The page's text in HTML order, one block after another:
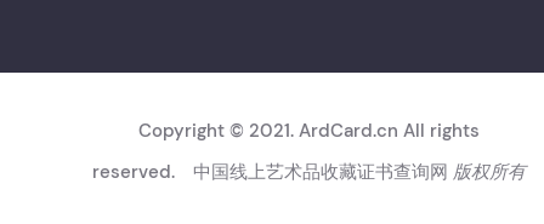
Copyright © 2021. ArdCard.cn All rights
reserved. 中国线上艺术品收藏证书查询网 版权所有